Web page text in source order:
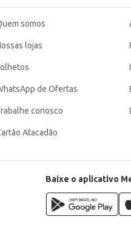
somos
lojas
de Ofertas
conosco
Atacadão
Baixe o aplicativo